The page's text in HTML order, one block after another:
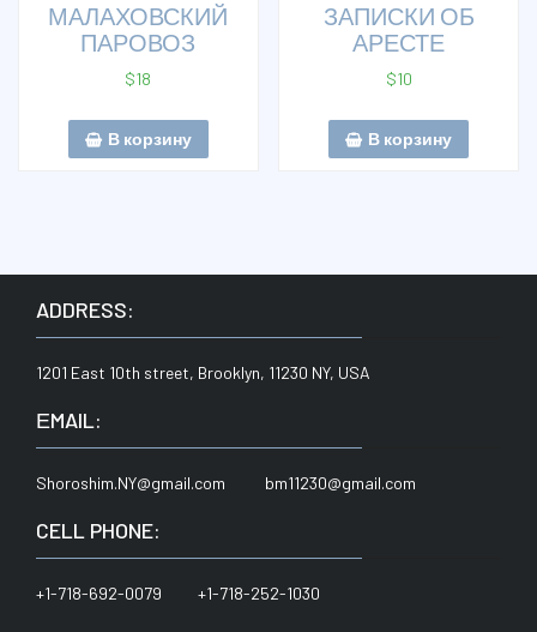
МАЛАХОВСКИЙ
ПАРОВОЗ
$18
В корзину
ЗАПИСКИ ОБ
АРЕСТЕ
$10
В корзину
ADDRESS:
1201 East 10th street, Brooklyn, 11230 NY, USA
ЕMAIL:
Shoroshim.NY@gmail.com bm11230@gmail.com
CELL PHONE:
+1-718-692-0079 +1-718-252-1030